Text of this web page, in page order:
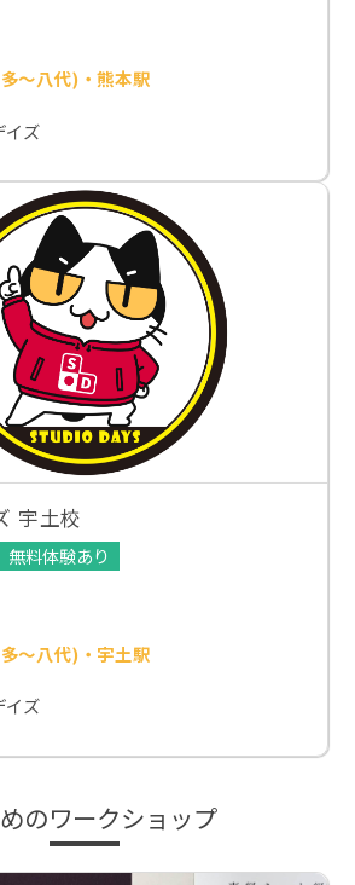
～八代)・熊本駅
イズ
宇土校
無料体験あり
～八代)・宇土駅
イズ
のワークショップ